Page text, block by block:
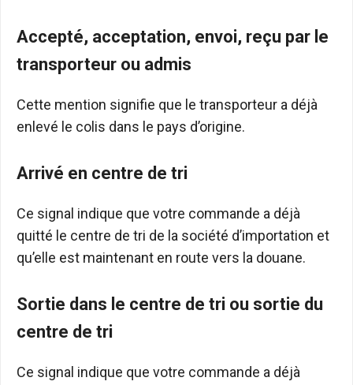
Accepté, acceptation, envoi, reçu par le
transporteur ou admis
Cette mention signifie que le transporteur a déjà
enlevé le colis dans le pays d’origine.
Arrivé en centre de tri
Ce signal indique que votre commande a déjà
quitté le centre de tri de la société d’importation et
qu’elle est maintenant en route vers la douane.
Sortie dans le centre de tri ou sortie du
centre de tri
Ce signal indique que votre commande a déjà